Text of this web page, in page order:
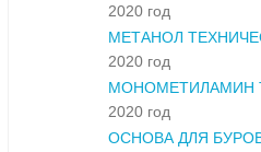
2020 год
МЕТАНОЛ
2020 год
МОНОМЕТИЛАМИН
2020 год
ОСНОВА ДЛЯ